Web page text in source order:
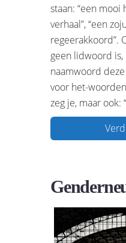
staan: “een mooi
verhaal”, “een
regeerakkoord”.
geen lidwoord
naamwoord
voor het-
zeg je, maar ook: